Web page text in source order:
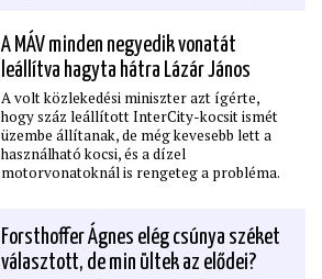
gyorsan felveri és ellapátolja a kőzetet,
hiszen „Mi bajom lehet?”, nos, az lehet, hogy
pont az alatt a három-négy óra alatt ássa
meg a saját sírját – ﬁgyelmeztet Ágoston
Csaba környezetvédelmi szakértő, a
Környezetvédelmi Szolgáltatók és Gyártók
Szövetségének elnöke. Litkai Gergely
műsora a hazai vegyianyag-szennyezések
történetében példátlan nyugat-
A MÁV minden negyedik vonatát
leállítva hagyta hátra Lázár János
A volt közlekedési miniszter azt ígérte,
hogy száz leállított InterCity-kocsit ismét
üzembe állítanak, de még kevesebb lett a
használható kocsi, és a dízel
motorvonatoknál is rengeteg a probléma.
Forsthoffer Ágnes elég csúnya széket
választott, de min ültek az elődei?